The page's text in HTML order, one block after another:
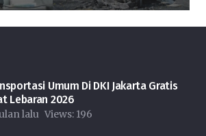
Umum Di DKI Jakarta Gratis
Lebaran 2026
lalu Views: 196